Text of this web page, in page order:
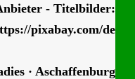
- Titelbilder:
pixabay.com/de
· Aschaffenburg